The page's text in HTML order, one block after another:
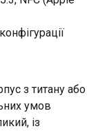
з титану або
умов
із